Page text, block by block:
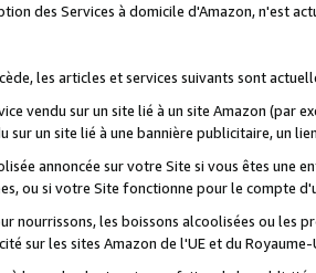
des Services à domicile d'Amazon, n'est
les articles et services suivants sont
vendu sur un site lié à un site Amazon (par
sur un site lié à une bannière publicitaire, un
annoncée sur votre Site si vous êtes une
ou si votre Site fonctionne pour le compte
nourrissons, les boissons alcoolisées ou les
sur les sites Amazon de l'UE et du Royaume-